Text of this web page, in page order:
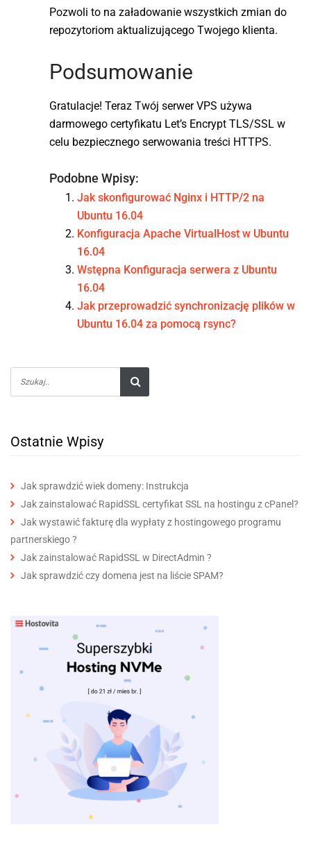
Pozwoli to na załadowanie wszystkich zmian do
repozytoriom aktualizującego Twojego klienta.
Podsumowanie
Gratulacje! Teraz Twój serwer VPS używa
darmowego certyfikatu Let’s Encrypt TLS/SSL w
celu bezpiecznego serwowania treści HTTPS.
Podobne Wpisy:
Jak skonfigurować Nginx i HTTP/2 na
Ubuntu 16.04
Konfiguracja Apache VirtualHost w Ubuntu
16.04
Wstępna Konfiguracja serwera z Ubuntu
16.04
Jak przeprowadzić synchronizację plików w
Ubuntu 16.04 za pomocą rsync?
Ostatnie Wpisy
Jak sprawdzić wiek domeny: Instrukcja
Jak zainstalować RapidSSL certyfikat SSL na hostingu z cPanel?
Jak wystawić fakturę dla wypłaty z hostingowego programu
partnerskiego ?
Jak zainstalować RapidSSL w DirectAdmin ?
Jak sprawdzić czy domena jest na liście SPAM?